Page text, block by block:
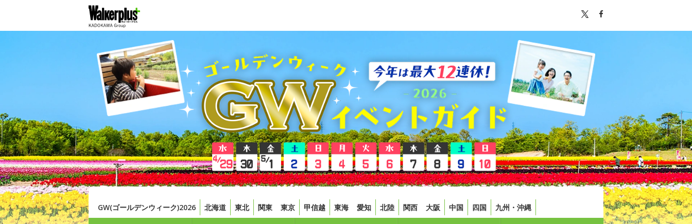
GW(ゴールデンウィーク)2026 北海道 東北 関東 東京 甲信越 東海 愛知 北陸 関西 大阪 中国 四国 九州・沖縄